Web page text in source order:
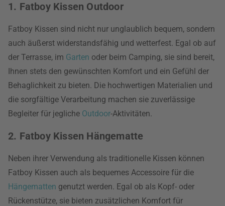
1. Fatboy Kissen Outdoor
Fatboy Kissen sind nicht nur unglaublich bequem, sondern
auch äußerst widerstandsfähig und wetterfest. Egal ob auf
der Terrasse, im Garten oder beim Camping, sie sind bereit,
Ihnen stets den gewünschten Komfort und ein Gefühl der
Behaglichkeit zu bieten. Die hochwertigen Materialien und
die sorgfältige Verarbeitung machen sie zuverlässige
Begleiter für jegliche Outdoor-Aktivitäten.
2. Fatboy Kissen Hängematte
Neben ihrer Verwendung als traditionelle Kissen können
Fatboy Kissen auch als bequemes Accessoire für die
Hängematten genutzt werden. Egal ob als Kopf- oder
Rückenstütze, sie bieten zusätzlichen Komfort für